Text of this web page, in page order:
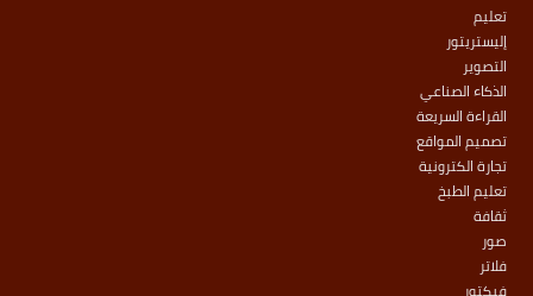
تعليم
إليستريتور
التصوير
الذكاء الصناعي
القراءة السريعة
تصميم المواقع
تجارة الكترونية
تعليم الطبخ
ثقافة
صور
فلاتر
فيكتور